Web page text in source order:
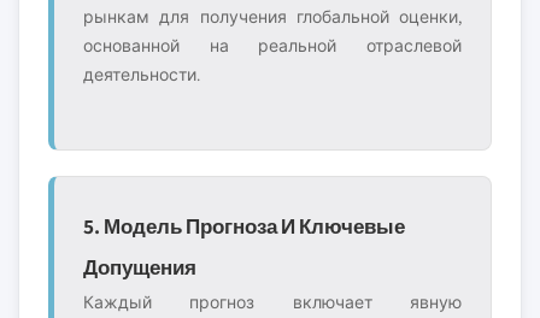
рынкам для получения глобальной оценки,
основанной на реальной отраслевой
деятельности.
5. Модель Прогноза И Ключевые
Допущения
Каждый прогноз включает явную